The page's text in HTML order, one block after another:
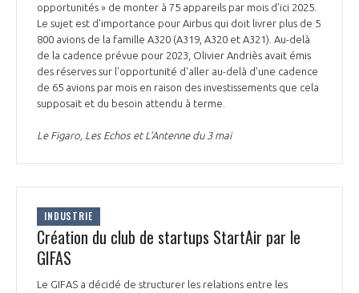
MÉDIATION ET CHARTE D’ENGAGEMENT SUR LES RELATIONS ENTRE
CLIENTS ET FOURNISSEURS
LA MÉDIATION AU-DELÀ DE LA FILIÈRE AÉRONAUTIQUE ET SPATIALE
CHIFFRES CLÉS
LES ENJEUX
COMPÉTITIVITÉ
EMPLOI & FORMATION
ENVIRONNEMENT
LES PUBLICATIONS
DOCUMENTS & BROCHURES
RAPPORTS D'ACTIVITÉS
opportunités » de monter à 75 appareils par mois d'ici 2025.
Le sujet est d'importance pour Airbus qui doit livrer plus de 5
800 avions de la famille A320 (A319, A320 et A321). Au-delà
de la cadence prévue pour 2023, Olivier Andriès avait émis
des réserves sur l'opportunité d'aller au-delà d'une cadence
de 65 avions par mois en raison des investissements que cela
supposait et du besoin attendu à terme.
Le Figaro, Les Echos et L’Antenne du 3 mai
INDUSTRIE
Création du club de startups StartAir par le
GIFAS
Le GIFAS a décidé de structurer les relations entre les